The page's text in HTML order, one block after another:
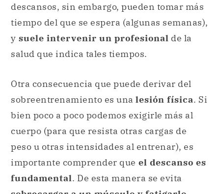
descansos, sin embargo, pueden tomar más
tiempo del que se espera (algunas semanas),
y suele intervenir un profesional de la
salud que indica tales tiempos.
Otra consecuencia que puede derivar del
sobreentrenamiento es una lesión física. Si
bien poco a poco podemos exigirle más al
cuerpo (para que resista otras cargas de
peso u otras intensidades al entrenar), es
importante comprender que el descanso es
fundamental. De esta manera se evita